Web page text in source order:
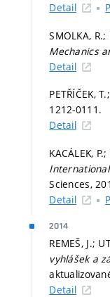
Detail
SMOLKA,
Mechanics
Detail
PETŘÍČEK,
1212-0111.
Detail
KACÁLEK,
Sciences,
Detail
2014
REMEŠ, J.;
vyhlášek a
Detail